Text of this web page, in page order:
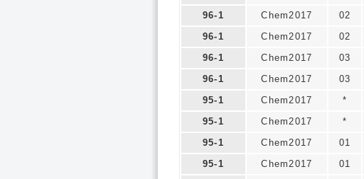
96-1
Chem2017 02
96-1
Chem2017 02
96-1
Chem2017 03
96-1
Chem2017 03
95-1
Chem2017 *
95-1
Chem2017 *
95-1
Chem2017 01
95-1
Chem2017 01